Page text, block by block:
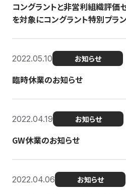
コングラントと非営利組織評価
を対象にコングラント特別プラ
2022.05.10 お知らせ
臨時休業のお知らせ
2022.04.19 お知らせ
GW休業のお知らせ
2022.04.06 お知らせ